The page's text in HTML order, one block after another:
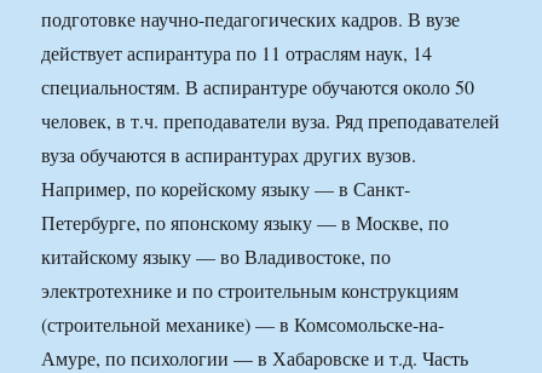
подготовке научно-педагогических кадров. В вузе
действует аспирантура по 11 отраслям наук, 14
специальностям. В аспирантуре обучаются около 50
человек, в т.ч. преподаватели вуза. Ряд преподавателей
вуза обучаются в аспирантурах других вузов.
Например, по корейскому языку — в Санкт-
Петербурге, по японскому языку — в Москве, по
китайскому языку — во Владивостоке, по
электротехнике и по строительным конструкциям
(строительной механике) — в Комсомольске-на-
Амуре, по психологии — в Хабаровске и т.д. Часть